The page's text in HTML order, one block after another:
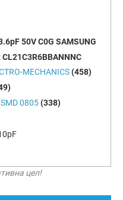
50V C0G SAMSUNG
CL21C3R6BBANNNC
MECHANICS (458)
0805 (338)
цел!